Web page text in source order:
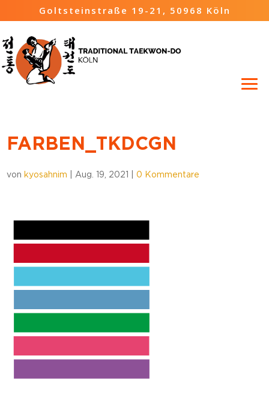
Goltsteinstraße 19-21, 50968 Köln
FARBEN_TKDCGN
von kyosahnim Aug. 19, 2021 |0 Kommentare